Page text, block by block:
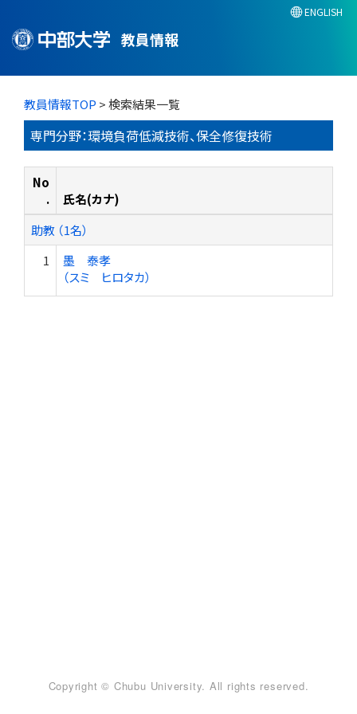
教員情報
ENGLISH
教員情報TOP > 検索結果一覧
専門分野：環境負荷低減技術、保全修復技術
No
.
氏名(カナ)
助教 （1名）
1
墨 泰孝
（スミ ヒロタカ）
Copyright © Chubu University. All rights reserved.